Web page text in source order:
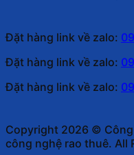
Đặt hàng link về zalo:
Đặt hàng link về zalo:
Đặt hàng link về zalo:
Copyright 2026 ©
công nghệ rao thuê. All